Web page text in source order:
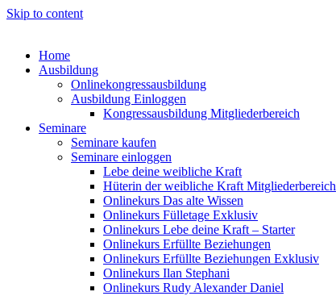
Skip to content
Home
Ausbildung
Onlinekongressausbildung
Ausbildung Einloggen
Kongressausbildung Mitgliederbereich
Seminare
Seminare kaufen
Seminare einloggen
Lebe deine weibliche Kraft
Hüterin der weibliche Kraft Mitgliederbereich
Onlinekurs Das alte Wissen
Onlinekurs Fülletage Exklusiv
Onlinekurs Lebe deine Kraft – Starter
Onlinekurs Erfüllte Beziehungen
Onlinekurs Erfüllte Beziehungen Exklusiv
Onlinekurs Ilan Stephani
Onlinekurs Rudy Alexander Daniel